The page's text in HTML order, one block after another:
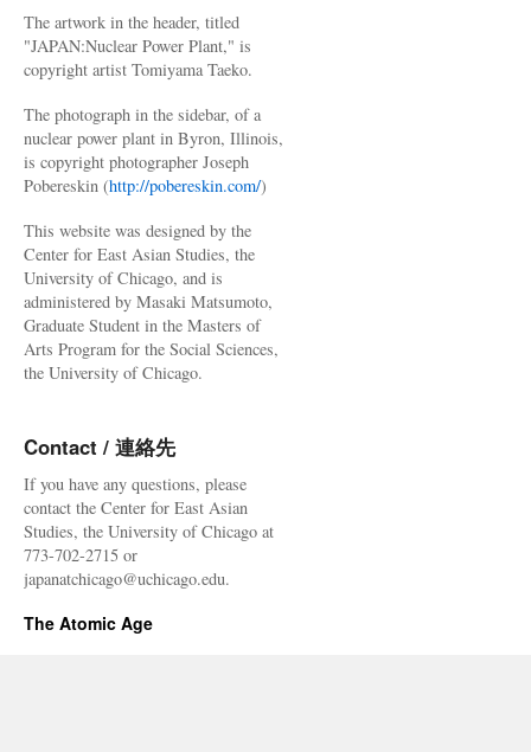
The artwork in the header, titled
"JAPAN:Nuclear Power Plant," is
copyright artist Tomiyama Taeko.
The photograph in the sidebar, of a
nuclear power plant in Byron, Illinois,
is copyright photographer Joseph
Pobereskin (http://pobereskin.com/)
This website was designed by the
Center for East Asian Studies, the
University of Chicago, and is
administered by Masaki Matsumoto,
Graduate Student in the Masters of
Arts Program for the Social Sciences,
the University of Chicago.
Contact / 連絡先
If you have any questions, please
contact the Center for East Asian
Studies, the University of Chicago at
773-702-2715 or
japanatchicago@uchicago.edu.
The Atomic Age